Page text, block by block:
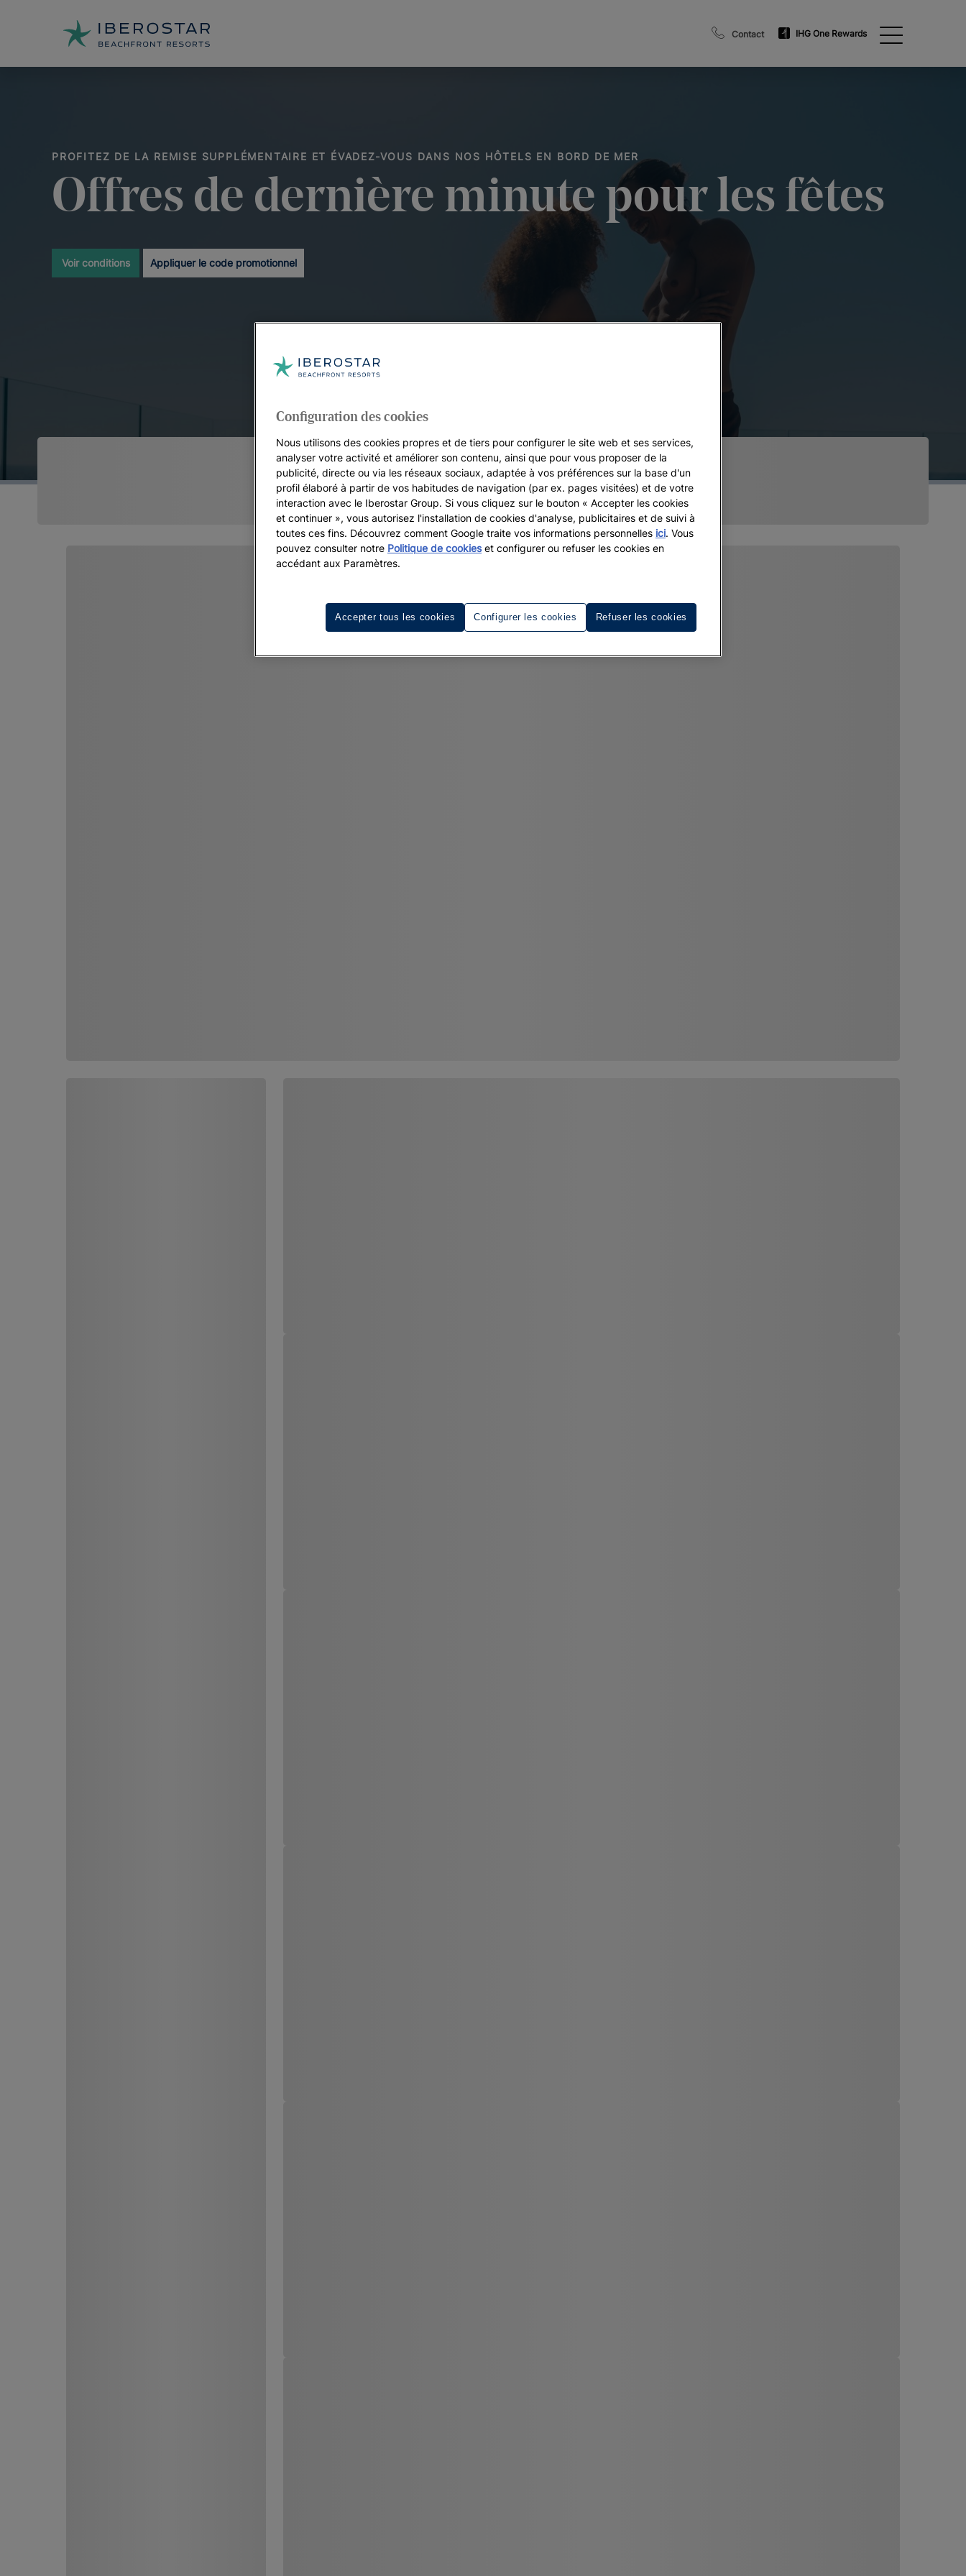
Contact IHG One Rewards
PROFITEZ DE LA REMISE SUPPLÉMENTAIRE ET ÉVADEZ-VOUS DANS NOS HÔTELS EN BORD DE MER
Offres de dernière minute pour les fêtes
Voir conditions Appliquer le code promotionnel
Configuration des cookies
Nous utilisons des cookies propres et de tiers pour configurer le site web et ses services,
analyser votre activité et améliorer son contenu, ainsi que pour vous proposer de la
publicité, directe ou via les réseaux sociaux, adaptée à vos préférences sur la base d'un
profil élaboré à partir de vos habitudes de navigation (par ex. pages visitées) et de votre
interaction avec le Iberostar Group. Si vous cliquez sur le bouton « Accepter les cookies
et continuer », vous autorisez l'installation de cookies d'analyse, publicitaires et de suivi à
toutes ces fins. Découvrez comment Google traite vos informations personnelles ici. Vous
pouvez consulter notre Politique de cookieset configurer ou refuser les cookies en
accédant aux Paramètres.
Configurer les cookies Refuser les cookies
Accepter tous les cookies